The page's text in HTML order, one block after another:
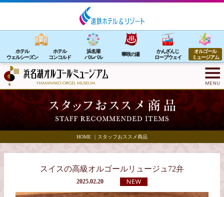
ホテル
ウェルシーズン
ホテル
コンコルド
浜名湖
パルパル
華咲の湯
かんざんじ
ロープウェイ
オルゴール
ミュージアム
HOME ｜ スタッフおススメ商品
スイスの高級オルゴールリュージュ72弁
2025.02.20